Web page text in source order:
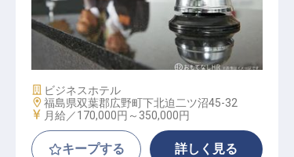
ホテルフロント
施設業態
ビジネスホテル
勤務地
福島県双葉郡広野町下北迫二ツ沼45-32
給与
月給／170,000円～ 350,000円
キープする 詳しく見る